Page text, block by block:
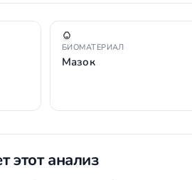
БИОМАТЕРИАЛ
Мазок
этот анализ